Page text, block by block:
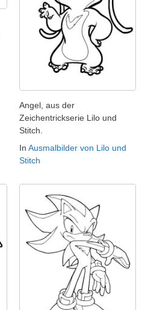
Angel, aus der
Zeichentrickserie Lilo und
Stitch.
In Ausmalbilder von Lilo und
Stitch